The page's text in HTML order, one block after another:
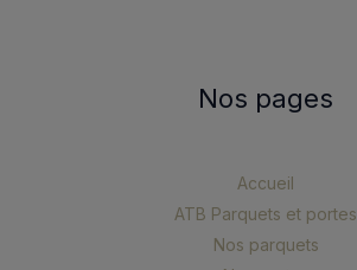
Nos pages
Accueil
ATB Parquets et portes
Nos parquets